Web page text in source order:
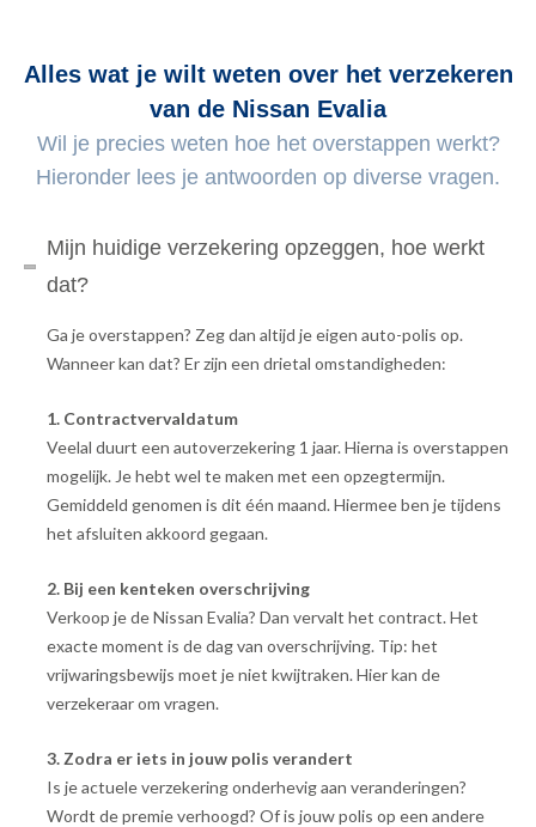
Alles wat je wilt weten over het verzekeren
van de Nissan Evalia
Wil je precies weten hoe het overstappen werkt?
Hieronder lees je antwoorden op diverse vragen.
Mijn huidige verzekering opzeggen, hoe werkt
dat?
Ga je overstappen? Zeg dan altijd je eigen auto-polis op.
Wanneer kan dat? Er zijn een drietal omstandigheden:
1. Contractvervaldatum
Veelal duurt een autoverzekering 1 jaar. Hierna is overstappen
mogelijk. Je hebt wel te maken met een opzegtermijn.
Gemiddeld genomen is dit één maand. Hiermee ben je tijdens
het afsluiten akkoord gegaan.
2. Bij een kenteken overschrijving
Verkoop je de Nissan Evalia? Dan vervalt het contract. Het
exacte moment is de dag van overschrijving. Tip: het
vrijwaringsbewijs moet je niet kwijtraken. Hier kan de
verzekeraar om vragen.
3. Zodra er iets in jouw polis verandert
Is je actuele verzekering onderhevig aan veranderingen?
Wordt de premie verhoogd? Of is jouw polis op een andere